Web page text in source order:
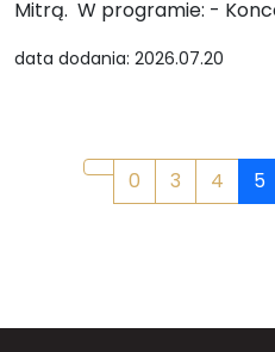
Mitrą. W programie: -
data dodania: 2026.07.20
0 3 4 5